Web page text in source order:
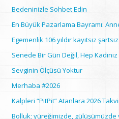
Bedeninizle Sohbet Edin
En Büyük Pazarlama Bayramı:
Egemenlik 106 yıldır kayıtsız
Senede Bir Gün Değil, Hep Kadınız
Sevginin Ölçüsü Yoktur
Merhaba #2026
Kalpleri “PitPit” Atanlara 2026
Bolluk; yüreğimizde,